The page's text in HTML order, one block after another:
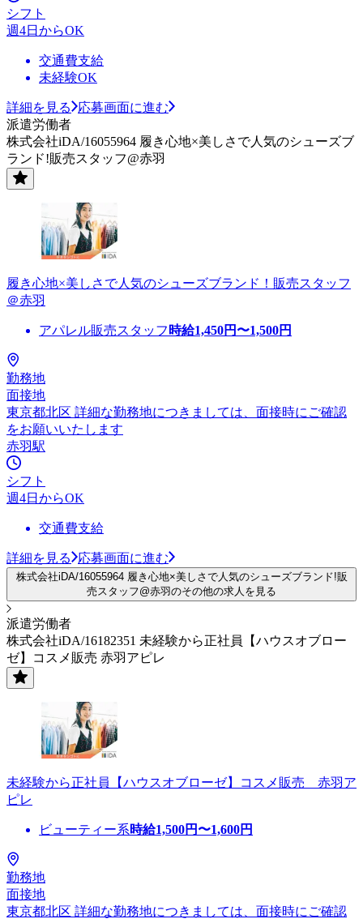
シフト
週4日からOK
交通費支給
未経験OK
詳細を見る
応募画面に進む
派遣労働者
株式会社iDA/16055964 履き心地×美しさで人気のシューズブ
ランド!販売スタッフ@赤羽
履き心地×美しさで人気のシューズブランド！販売スタッフ
＠赤羽
アパレル販売スタッフ 時給1,450円〜1,500円
勤務地
面接地
東京都北区 詳細な勤務地につきましては、面接時にご確認
をお願いいたします
赤羽駅
シフト
週4日からOK
交通費支給
詳細を見る 応募画面に進む
株式会社iDA/16055964 履き心地×美しさで人気のシューズブランド!販
売スタッフ@赤羽のその他の求人を見る
派遣労働者
株式会社iDA/16182351 未経験から正社員【ハウスオブロー
ゼ】コスメ販売 赤羽アピレ
未経験から正社員【ハウスオブローゼ】コスメ販売 赤羽ア
ピレ
ビューティー系時給1,500円〜1,600円
勤務地
面接地
東京都北区 詳細な勤務地につきましては、面接時にご確認